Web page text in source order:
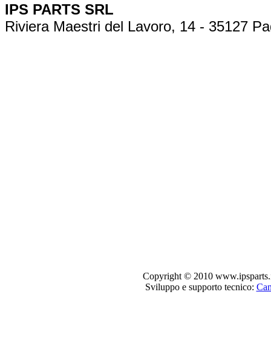
IPS PARTS SRL
Riviera Maestri del Lavoro, 14 - 35127
Copyright © 2010
Sviluppo e supporto tecnico: